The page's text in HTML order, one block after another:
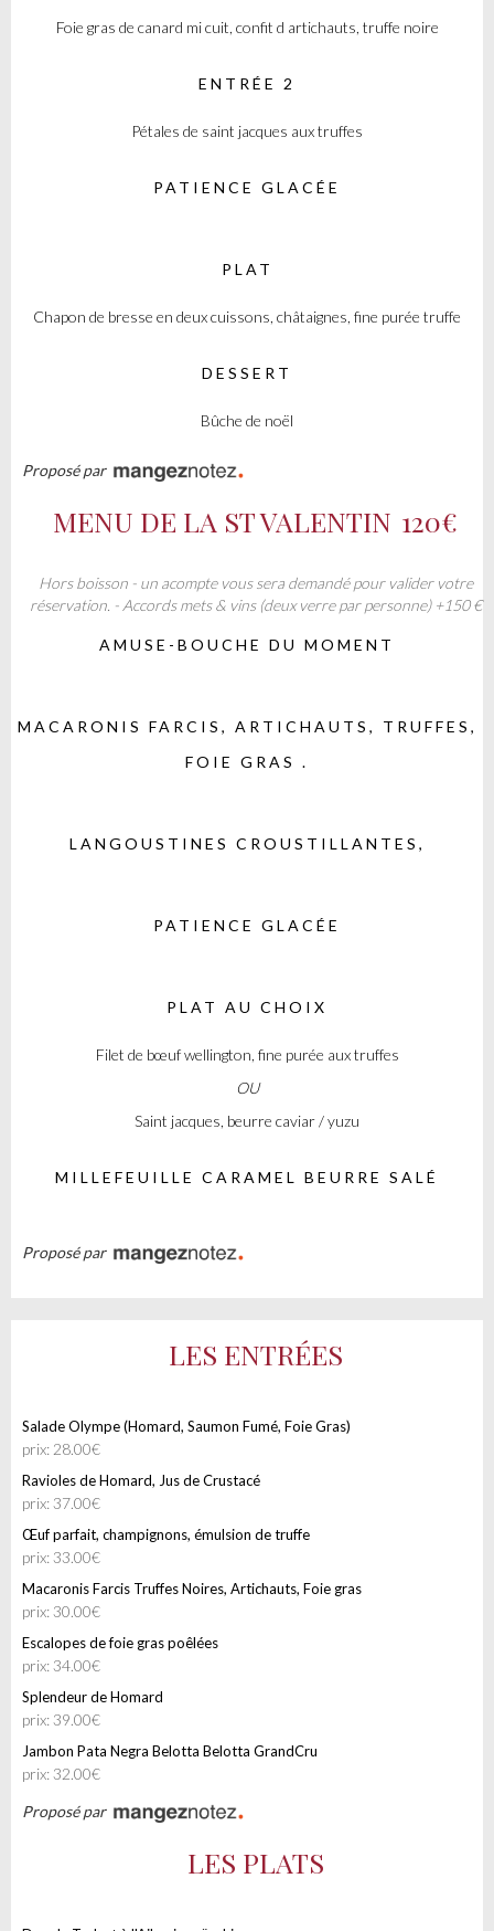
Foie gras de canard mi cuit, confit d artichauts, truffe noire
ENTRÉE 2
Pétales de saint jacques aux truffes
PATIENCE GLACÉE
PLAT
Chapon de bresse en deux cuissons, châtaignes, fine purée truffe
DESSERT
Bûche de noël
Proposé par
MENU DE LA ST VALENTIN 120€
Hors boisson - un acompte vous sera demandé pour valider votre
réservation. - Accords mets & vins (deux verre par personne) +150 €
AMUSE-BOUCHE DU MOMENT
MACARONIS FARCIS, ARTICHAUTS, TRUFFES,
FOIE GRAS .
LANGOUSTINES CROUSTILLANTES,
PATIENCE GLACÉE
PLAT AU CHOIX
Filet de bœuf wellington, fine purée aux truffes
OU
Saint jacques, beurre caviar / yuzu
MILLEFEUILLE CARAMEL BEURRE SALÉ
Proposé par
LES ENTRÉES
Salade Olympe (Homard, Saumon Fumé, Foie Gras)
prix: 28.00€
Ravioles de Homard, Jus de Crustacé
prix: 37.00€
Œuf parfait, champignons, émulsion de truffe
prix: 33.00€
Macaronis Farcis Truffes Noires, Artichauts, Foie gras
prix: 30.00€
Escalopes de foie gras poêlées
prix: 34.00€
Splendeur de Homard
prix: 39.00€
Jambon Pata Negra Belotta Belotta GrandCru
prix: 32.00€
Proposé par
LES PLATS